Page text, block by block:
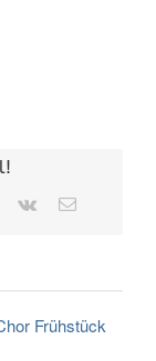
Pinterest
Vk
E-
Frühstück